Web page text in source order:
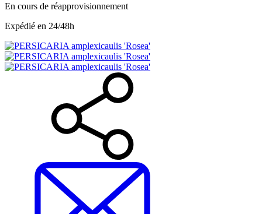
En cours de réapprovisionnement
Expédié en 24/48h